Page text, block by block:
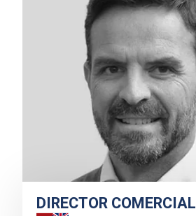
DIRECTOR COMERCIAL